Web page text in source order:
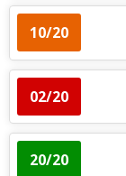
10/20
02/20
20/20